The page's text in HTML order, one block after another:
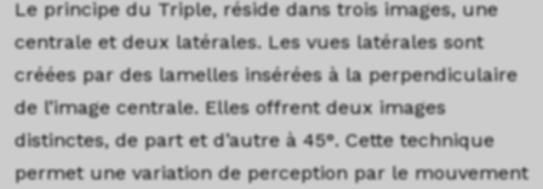
Le principe du Triple, réside dans trois images, une
centrale et deux latérales. Les vues latérales sont
créées par des lamelles insérées à la perpendiculaire
de l’image centrale. Elles offrent deux images
distinctes, de part et d’autre à 45°. Cette technique
permet une variation de perception par le mouvement